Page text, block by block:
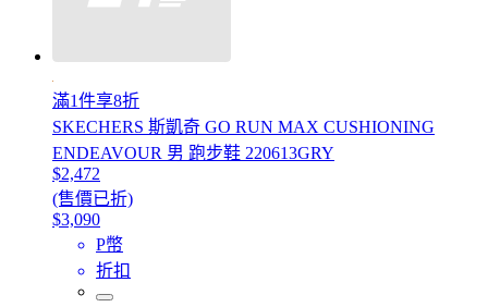
滿1件享8折
SKECHERS 斯凱奇 GO RUN MAX CUSHIONING
ENDEAVOUR 男 跑步鞋 220613GRY
$2,472
(售價已折)
$3,090
P幣
折扣